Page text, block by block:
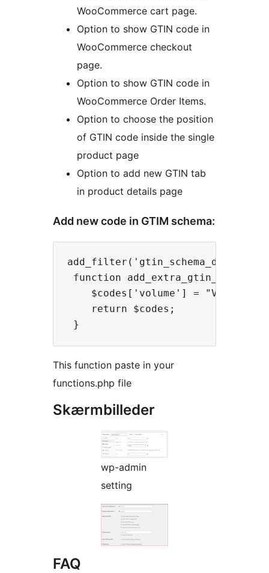
WooCommerce cart page.
Option to show GTIN code in
WooCommerce checkout
page.
Option to show GTIN code in
WooCommerce Order Items.
Option to choose the position
of GTIN code inside the single
product page
Option to add new GTIN tab
in product details page
Add new code in GTIM schema:
function
    $codes['volume'] = "Volume";
    return $codes;
This function paste in your
functions.php file
Skærmbilleder
wp-admin
setting
FAQ